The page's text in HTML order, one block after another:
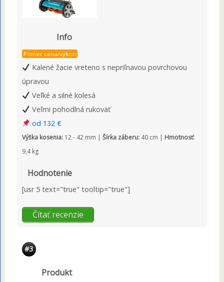
Info
Pomer cena/výkon
Kalené žacie vreteno s nepriľnavou povrchovou
úpravou
Veľké a silné kolesá
Veľmi pohodlná rukoväť
od 132 €
Výška kosenia:12 - 42 mm | Šírka záberu:40 cm | Hmotnosť:
9,4 kg
Hodnotenie
[usr 5 text="true" tooltip="true"]
Čítať recenzie
#3
Produkt